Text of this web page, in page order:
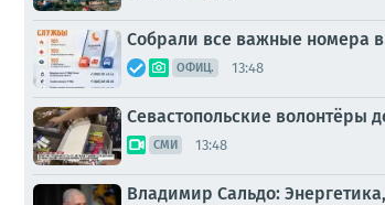
Собрали все важные номера
ОФИЦ. 13:48
Севастопольские волонтёры
СМИ 13:48
Владимир Сальдо: